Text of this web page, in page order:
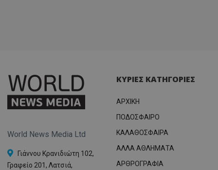
World News Media Ltd
Γιάννου Κρανιδιώτη 102,
Γραφείο 201, Λατσιά,
ΚΥΡΙΕΣ ΚΑΤΗΓΟΡΙΕΣ
ΑΡΧΙΚΗ
ΠΟΔΟΣΦΑΙΡΟ
ΚΑΛΑΘΟΣΦΑΙΡΑ
ΑΛΛΑ ΑΘΛΗΜΑΤΑ
ΑΡΘΡΟΓΡΑΦΙΑ